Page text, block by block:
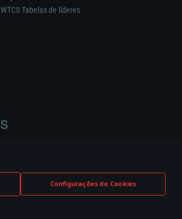
Configurações de Cookies
WTCS Tabelas de líderes